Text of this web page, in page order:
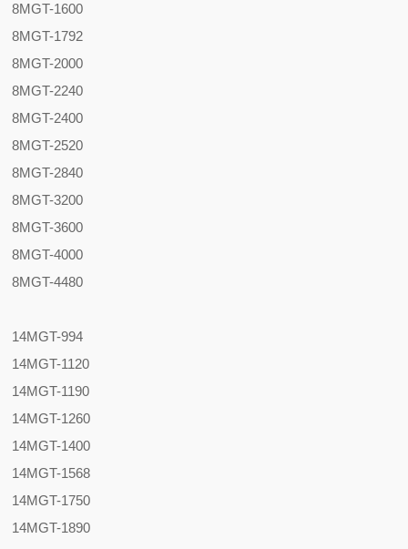
8MGT-1600
8MGT-1792
8MGT-2000
8MGT-2240
8MGT-2400
8MGT-2520
8MGT-2840
8MGT-3200
8MGT-3600
8MGT-4000
8MGT-4480
14MGT-994
14MGT-1120
14MGT-1190
14MGT-1260
14MGT-1400
14MGT-1568
14MGT-1750
14MGT-1890